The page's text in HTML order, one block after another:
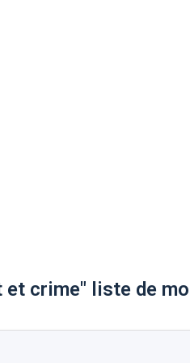
et crime" liste de